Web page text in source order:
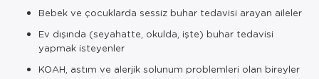
Bebek ve çocuklarda sessiz buhar tedavisi arayan aileler
Ev dışında (seyahatte, okulda, işte) buhar tedavisi
yapmak isteyenler
KOAH, astım ve alerjik solunum problemleri olan bireyler